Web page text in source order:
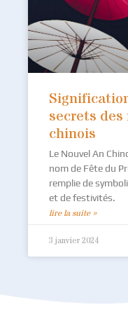
secrets
chinois
Le Nouvel An
nom de Fête du
remplie de
et de festivités.
lire la suite »
3 janvier 2024